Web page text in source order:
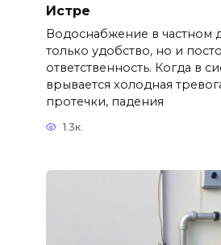
Истре
Водоснабжение в частном
только удобство, но и
ответственность. Когда в
врывается холодная
протечки, падения
1.3к.